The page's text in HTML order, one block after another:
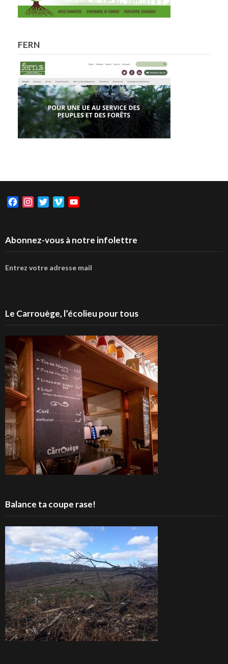
FERN
FacebookInstagramTwitterVimeo
Abonnez-vous à notre infolettre
Entrez votre adresse mail
Le Carrouège, l’écolieu pour tous
Balance ta coupe rase!